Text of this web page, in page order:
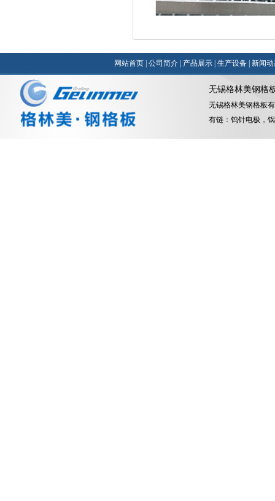
网站首页 公司简介 产品展示 生产设备 新闻
无锡格林美钢格
无锡格林美钢格板
有链： 钨针电极 ，